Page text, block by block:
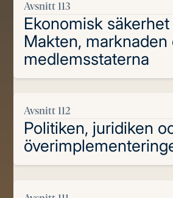
Avsnitt 113
Ekonomisk säkerhet
Makten, marknaden
medlemsstaterna
Avsnitt 112
Politiken, juridiken